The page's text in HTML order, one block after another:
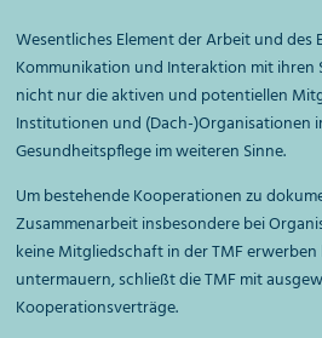
Wesentliches Element der Arbeit und des
Kommunikation und Interaktion mit ihren
nicht nur die aktiven und potentiellen
Institutionen und (Dach-)Organisationen
Gesundheitspflege im weiteren Sinne.
Um bestehende Kooperationen zu
Zusammenarbeit insbesondere bei
keine Mitgliedschaft in der TMF
untermauern, schließt die TMF mit
Kooperationsverträge.